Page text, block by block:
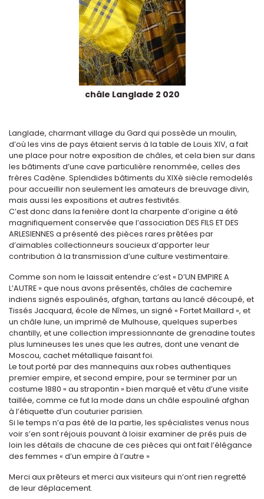
châle Langlade 2 020
Langlade, charmant village du Gard qui possède un moulin,
d’où les vins de pays étaient servis à la table de Louis XIV, a fait
une place pour notre exposition de châles, et cela bien sur dans
les bâtiments d’une cave particulière renommée, celles des
frères Cadène. Splendides bâtiments du XIXè siècle remodelés
pour accueillir non seulement les amateurs de breuvage divin,
mais aussi les expositions et autres festivités.
C’est donc dans la fenière dont la charpente d’origine a été
magnifiquement conservée que l’association DES FILS ET DES
ARLESIENNES a présenté des pièces rares prêtées par
d’aimables collectionneurs soucieux d’apporter leur
contribution à la transmission d’une culture vestimentaire.
Comme son nom le laissait entendre c’est « D’UN EMPIRE A
L’AUTRE » que nous avons présentés, châles de cachemire
indiens signés espoulinés, afghan, tartans au lancé découpé, et
Tissés Jacquard, école de Nîmes, un signé « Fortet Maillard », et
un châle lune, un imprimé de Mulhouse, quelques superbes
chantilly, et une collection impressionnante de grenadine toutes
plus lumineuses les unes que les autres, dont une venant de
Moscou, cachet métallique faisant foi.
Le tout porté par des mannequins aux robes authentiques
premier empire, et second empire, pour se terminer par un
costume 1880 « au strapontin » bien marqué et vêtu d’une visite
taillée, comme ce fut la mode dans un châle espouliné afghan
à l’étiquette d’un couturier parisien.
Si le temps n’a pas été de la partie, les spécialistes venus nous
voir s’en sont réjouis pouvant à loisir examiner de prés puis de
loin les détails de chacune de ces pièces qui ont fait l’élégance
des femmes « d’un empire à l’autre »
Merci aux prêteurs et merci aux visiteurs qui n’ont rien regretté
de leur déplacement.